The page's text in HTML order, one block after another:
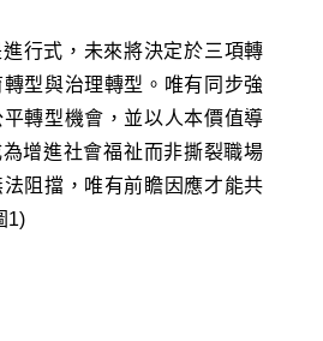
行式，未來將決定於三項轉
型與治理轉型。唯有同步強
轉型機會，並以人本價值導
增進社會福祉而非撕裂職場
阻擋，唯有前瞻因應才能共
1)